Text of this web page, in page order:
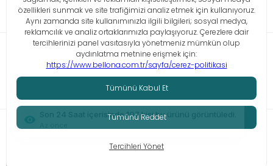
Bilgi Toplumu Hizmetleri KVKK Çerez Politikası İşlem Rehberi
© Tüm hakları saklıdır. Bellona 2026